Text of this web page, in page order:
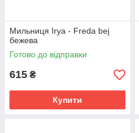
Мильниця Irya - Freda bej
бежева
Готово до відправки
615 ₴
Купити